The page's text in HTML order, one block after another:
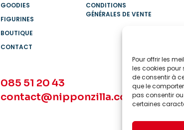
Pour offrir les
les cookies
de consentir à
que le
pas consentir
certaines
GOODIES
FIGURINES
BOUTIQUE
CONTACT
CONDITIONS
GÉNÉRALES DE VENTE
085 51 20 43
contact@nipponzilla.com